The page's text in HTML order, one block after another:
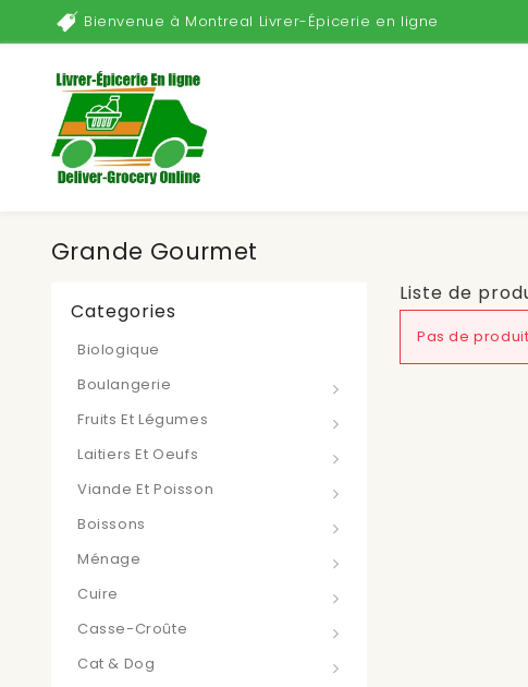
Bienvenue à Montreal Livrer-Épicerie en ligne
Grande Gourmet
Categories
Biologique
Boulangerie
Fruits Et Légumes
Laitiers Et Oeufs
Viande Et Poisson
Boissons
Ménage
Cuire
Casse-Croûte
Cat & Dog
Liste de
Pas de